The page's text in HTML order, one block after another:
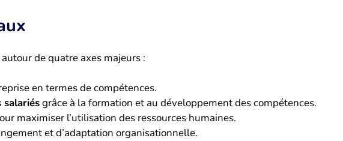
de quatre axes majeurs :
en termes de compétences.
salariésgrâce à la formation et au développement des compétences.
maximiser l’utilisation des ressources humaines.
et d’adaptation organisationnelle.